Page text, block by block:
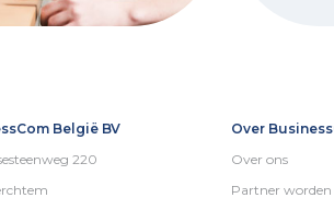
België BV
220
Over
Over ons
Partner worden